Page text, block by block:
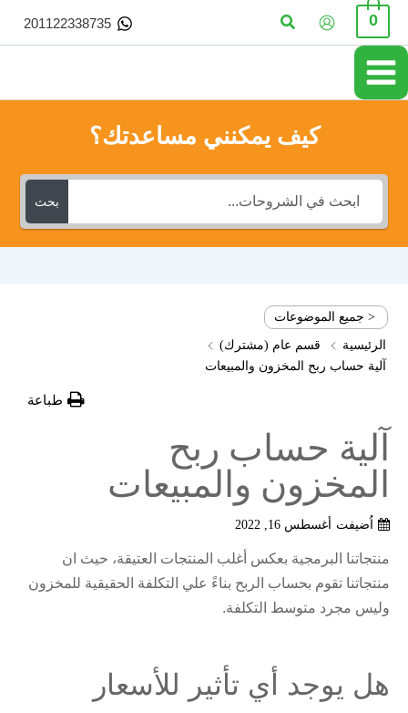
0 البحث 201122338735
كيف يمكنني مساعدتك؟
بحث
< جميع الموضوعات
الرئيسية
قسم عام (مشترك)
آلية حساب ربح المخزون والمبيعات
طباعة
آلية حساب ربح
المخزون والمبيعات
اُضيفت أغسطس 16, 2022
منتجاتنا البرمجية بعكس أغلب المنتجات العتيقة، حيث ان
منتجاتنا تقوم بحساب الربح بناءً علي التكلفة الحقيقية للمخزون
وليس مجرد متوسط التكلفة.
هل يوجد أي تأثير للأسعار